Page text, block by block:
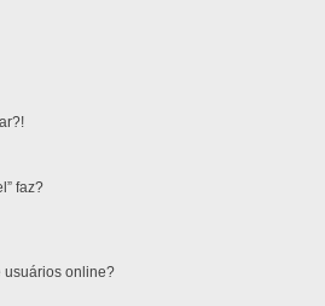
faz?
usuários online?